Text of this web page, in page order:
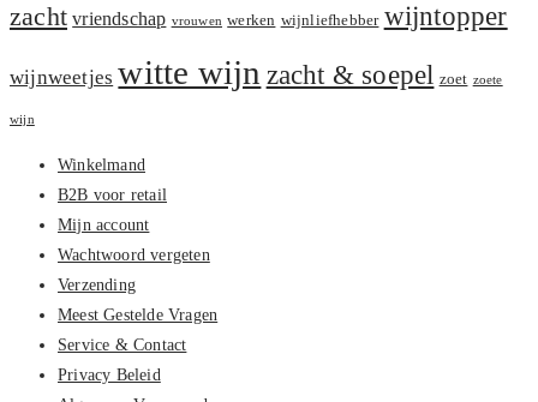
zacht vriendschap vrouwen werken wijnliefhebber wijntopper
wijnweetjes witte wijn zacht & soepel zoet zoete
wijn
Winkelmand
B2B voor retail
Mijn account
Wachtwoord vergeten
Verzending
Meest Gestelde Vragen
Service & Contact
Privacy Beleid